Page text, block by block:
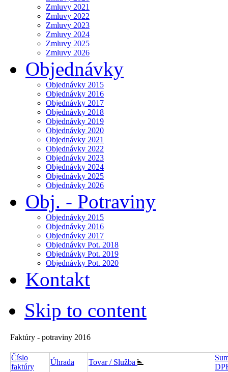
Zmluvy 2021
Zmluvy 2022
Zmluvy 2023
Zmluvy 2024
Zmluvy 2025
Zmluvy 2026
Objednávky
Objednávky 2015
Objednávky 2016
Objednávky 2017
Objednávky 2018
Objednávky 2019
Objednávky 2020
Objednávky 2021
Objednávky 2022
Objednávky 2023
Objednávky 2024
Objednávky 2025
Objednávky 2026
Obj. - Potraviny
Objednávky 2015
Objednávky 2016
Objednávky 2017
Objednávky Pot. 2018
Objednávky Pot. 2019
Objednávky Pot. 2020
Kontakt
Skip to content
Faktúry - potraviny 2016
Číslo
faktúry
Úhrada Tovar / Služba